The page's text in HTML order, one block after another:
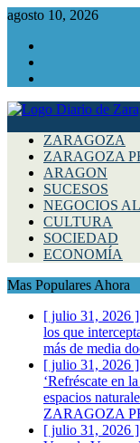
agosto 10, 2026
ZARAGOZA
ZARAGOZA
ARAGON
SUCESOS
NEGOCIOS
CULTURA
SOCIEDAD
ECONOMÍA
Mas Populares Ahora
[ julio 31, 2026 ]
los que
más de media
[ julio 31, 2026 ]
‘Refréscate en
espacios
ZARAGOZA
[ julio 31, 2026 ]